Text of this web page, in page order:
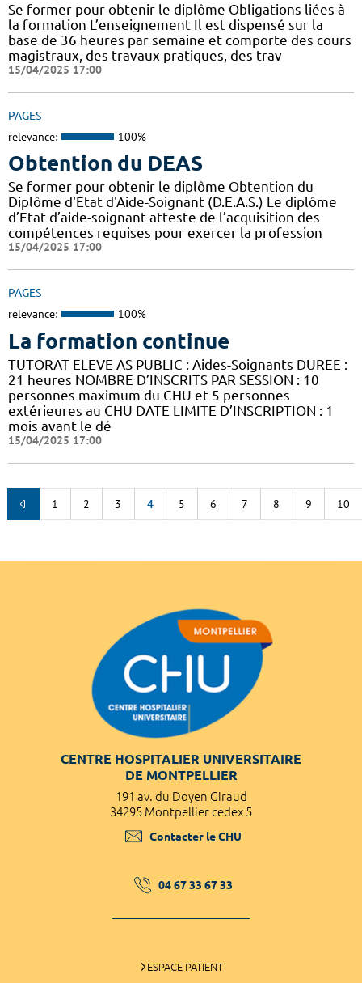
Se former pour obtenir le diplôme Obligations liées à
la formation L’enseignement Il est dispensé sur la
base de 36 heures par semaine et comporte des cours
magistraux, des travaux pratiques, des trav
15/04/2025 17:00
PAGES
relevance: 100%
Obtention du DEAS
Se former pour obtenir le diplôme Obtention du
Diplôme d'Etat d'Aide-Soignant (D.E.A.S.) Le diplôme
d’Etat d’aide-soignant atteste de l’acquisition des
compétences requises pour exercer la profession
15/04/2025 17:00
PAGES
relevance: 100%
La formation continue
TUTORAT ELEVE AS PUBLIC : Aides-Soignants DUREE :
21 heures NOMBRE D’INSCRITS PAR SESSION : 10
personnes maximum du CHU et 5 personnes
extérieures au CHU DATE LIMITE D’INSCRIPTION : 1
mois avant le dé
15/04/2025 17:00
1 2 3 4 5 6 7 8 9 10
CENTRE HOSPITALIER UNIVERSITAIRE
DE MONTPELLIER
191 av. du Doyen Giraud
34295 Montpellier cedex 5
Contacter le CHU
04 67 33 67 33
ESPACE PATIENT